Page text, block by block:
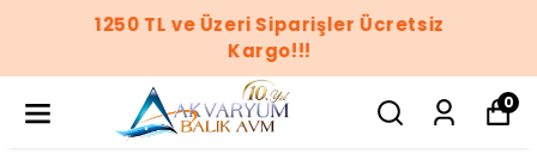
1250 TL ve Üzeri Siparişler Ücretsiz
Kargo!!!
0